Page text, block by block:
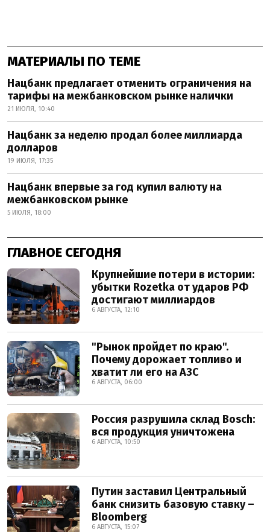
МАТЕРИАЛЫ ПО ТЕМЕ
Нацбанк предлагает отменить ограничения на
тарифы на межбанковском рынке налички
21 ИЮЛЯ, 10:40
Нацбанк за неделю продал более миллиарда
долларов
19 ИЮЛЯ, 17:35
Нацбанк впервые за год купил валюту на
межбанковском рынке
5 ИЮЛЯ, 18:00
ГЛАВНОЕ СЕГОДНЯ
Крупнейшие потери в истории:
убытки Rozetka от ударов РФ
достигают миллиардов
6 АВГУСТА, 12:10
"Рынок пройдет по краю".
Почему дорожает топливо и
хватит ли его на АЗС
6 АВГУСТА, 06:00
Россия разрушила склад Bosch:
вся продукция уничтожена
6 АВГУСТА, 10:50
Путин заставил Центральный
банк снизить базовую ставку –
Bloomberg
6 АВГУСТА, 15:07